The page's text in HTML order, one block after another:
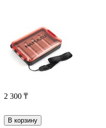
2 300 ₸
В корзину